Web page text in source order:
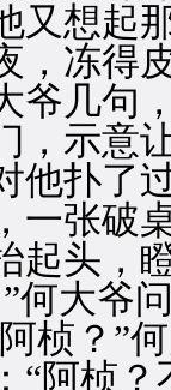
想起那
，冻得
爷几句
，示意
他扑了
一张破
起头，
何大爷
？”何
“阿桢